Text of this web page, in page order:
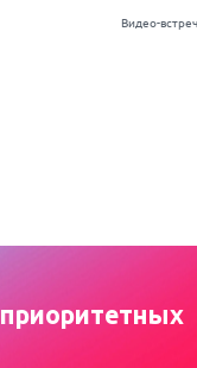
Видео-
приоритетных